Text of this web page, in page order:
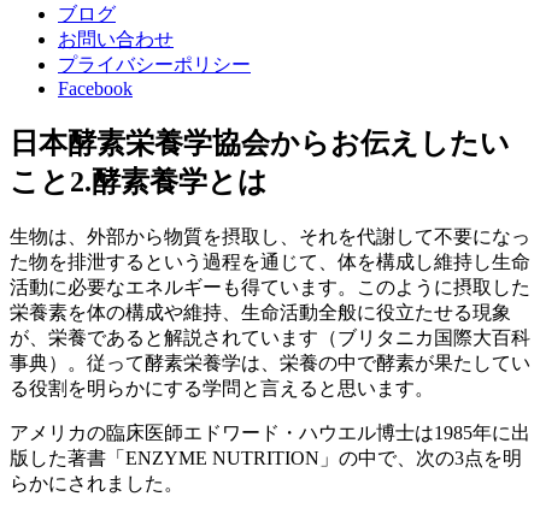
ブログ
お問い合わせ
プライバシーポリシー
Facebook
日本酵素栄養学協会からお伝えしたい
こと 2.酵素養学とは
生物は、外部から物質を摂取し、それを代謝して不要になっ
た物を排泄するという過程を通じて、体を構成し維持し生命
活動に必要なエネルギーも得ています。このように摂取した
栄養素を体の構成や維持、生命活動全般に役立たせる現象
が、栄養であると解説されています（ブリタニカ国際大百科
事典）。従って酵素栄養学は、栄養の中で酵素が果たしてい
る役割を明らかにする学問と言えると思います。
アメリカの臨床医師エドワード・ハウエル博士は1985年に出
版した著書「ENZYME NUTRITION」の中で、次の3点を明
らかにされました。